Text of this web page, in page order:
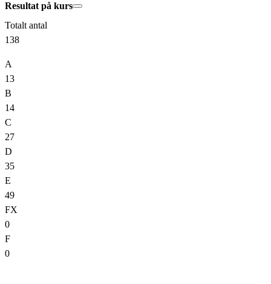
Resultat på kurs
Totalt antal
138
A
13
B
14
C
27
D
35
E
49
FX
0
F
0